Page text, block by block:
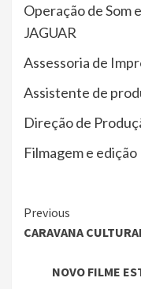
Operação de Som
JAGUAR
Assessoria de
Assistente de
Direção de
Filmagem e
Continue
Reading
Previous
CARAVANA
NOVO FILME